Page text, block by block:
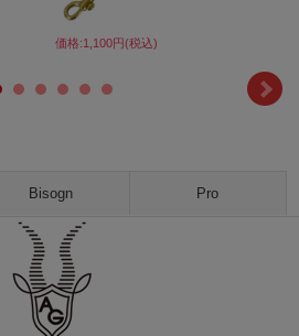
価格:1,100円(税込)
Bisogn Pro